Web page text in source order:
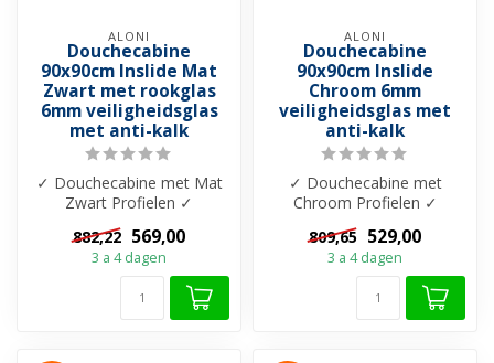
ALONI
Douchecabine
90x90cm Inslide Mat
Zwart met rookglas
6mm veiligheidsglas
met anti-kalk
✓ Douchecabine met Mat
Zwart Profielen ✓
Douchedeur met schuif
functie - Opent n...
882,22 569,00
3 a 4 dagen
ALONI
Douchecabine
90x90cm Inslide
Chroom 6mm
veiligheidsglas met
anti-kalk
✓ Douchecabine met
Chroom Profielen ✓
Douchedeur met schuif
functie - Opent naar...
809,65 529,00
3 a 4 dagen